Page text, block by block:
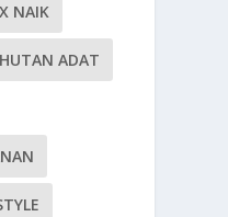
NAIK
HUTAN ADAT